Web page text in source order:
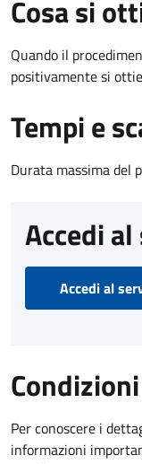
Cosa si
Quando il
positivamente si
Tempi e
Durata massima del
Accedi
Accedi al
Per conoscere i
informazioni